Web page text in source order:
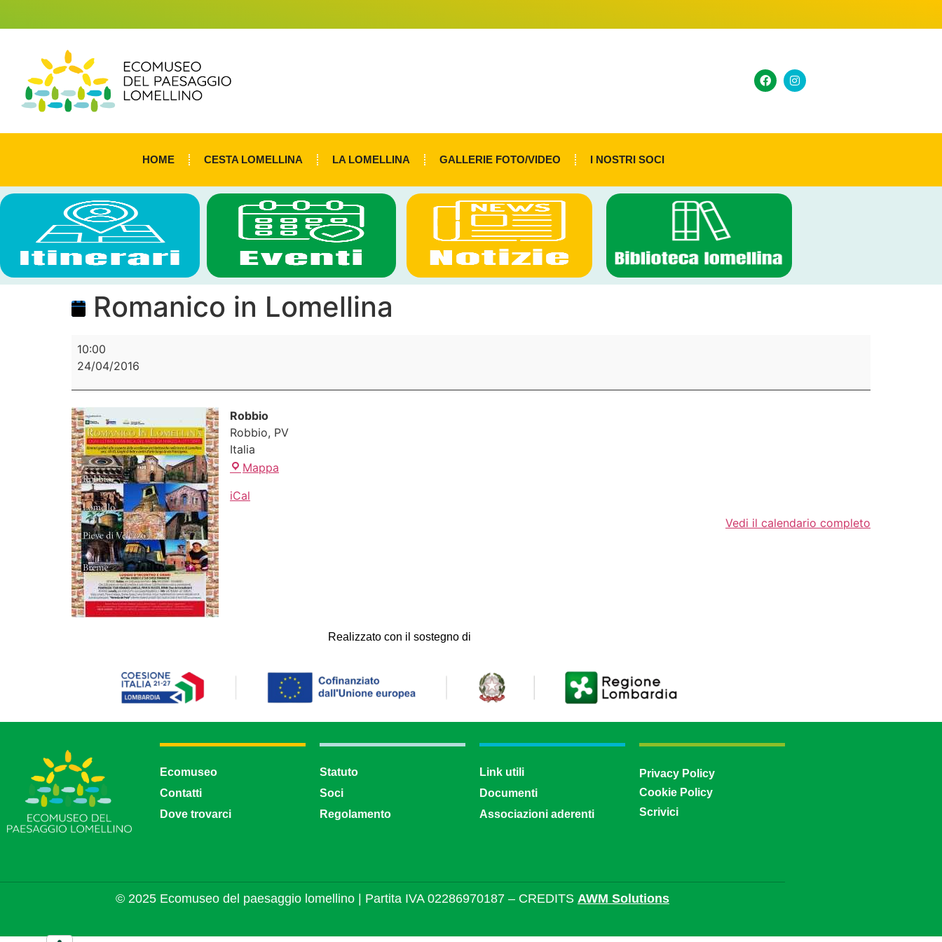
HOME CESTA LOMELLINA LA LOMELLINA GALLERIE FOTO/VIDEO I NOSTRI SOCI
Romanico in Lomellina
10:00
24/04/2016
Robbio
Robbio, PV
Italia
Mappa
iCal
Vedi il calendario completo
Realizzato con il sostegno di
Ecomuseo
Contatti
Dove trovarci
Statuto
Soci
Regolamento
Link utili
Documenti
Associazioni aderenti
Privacy Policy
Cookie Policy
Scrivici
© 2025 Ecomuseo del paesaggio lomellino | Partita IVA 02286970187 – CREDITS AWM Solutions